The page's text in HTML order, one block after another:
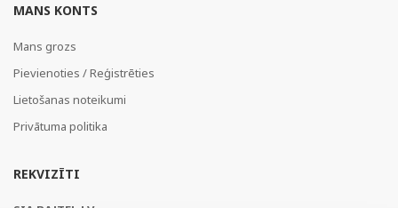
MANS KONTS
Mans grozs
Pievienoties / Reģistrēties
Lietošanas noteikumi
Privātuma politika
REKVIZĪTI